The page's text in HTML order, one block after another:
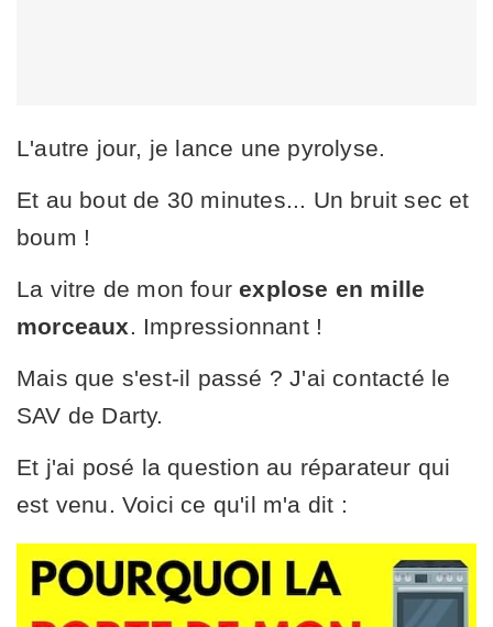
L'autre jour, je lance une pyrolyse.
Et au bout de 30 minutes... Un bruit sec et
boum !
La vitre de mon fourexplose en mille
morceaux . Impressionnant !
Mais que s'est-il passé ? J'ai contacté le
SAV de Darty.
Et j'ai posé la question au réparateur qui
est venu. Voici ce qu'il m'a dit :